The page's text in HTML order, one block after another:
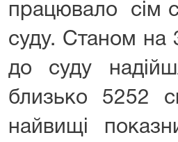
працювало сім
суду. Станом на
до суду
близько 5252
найвищі